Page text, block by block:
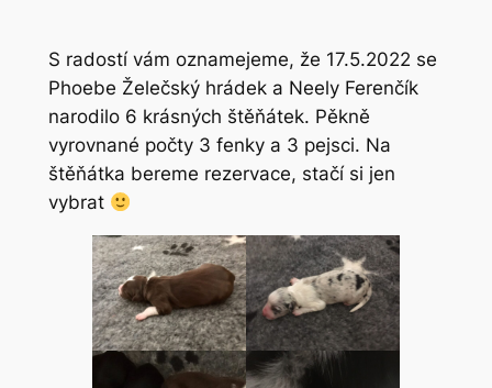
S radostí vám oznamejeme, že 17.5.2022 se
Phoebe Želečský hrádek a Neely Ferenčík
narodilo 6 krásných štěňátek. Pěkně
vyrovnané počty 3 fenky a 3 pejsci. Na
štěňátka bereme rezervace, stačí si jen
vybrat